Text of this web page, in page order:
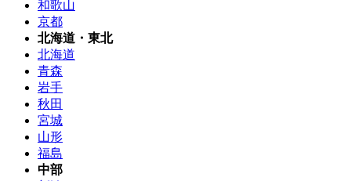
和歌山
京都
北海道・東北
北海道
青森
岩手
秋田
宮城
山形
福島
中部